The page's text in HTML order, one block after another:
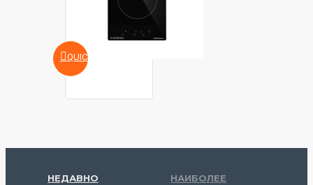
QUICKVIEW
НЕДАВНО
НАИБОЛЕЕ